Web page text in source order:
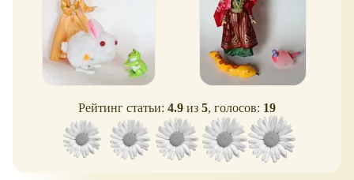
Рейтинг статьи: 4.9 из 5, голосов: 19